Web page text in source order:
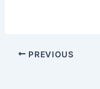
PREVIOUS